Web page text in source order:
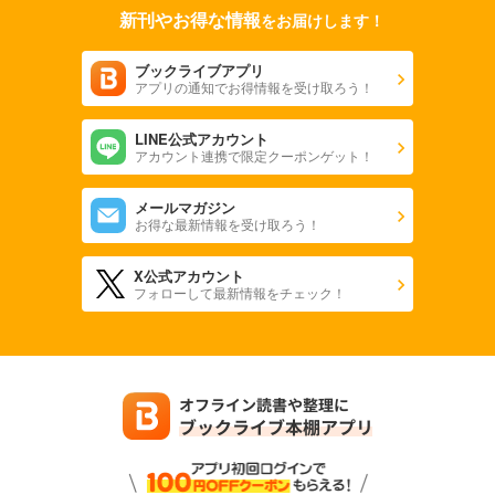
新刊やお得な情報をお届けします！
ブックライブアプリ
アプリの通知でお得情報を受け取ろう！
LINE公式アカウント
アカウント連携で限定クーポンゲット！
メールマガジン
お得な最新情報を受け取ろう！
X公式アカウント
フォローして最新情報をチェック！